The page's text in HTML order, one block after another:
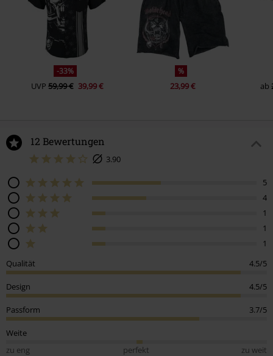
-33%
UVP 59,99 € 39,99 €
%
23,99 € ab
12 Bewertungen
3.90
5
4
1
1
1
Qualität
4.5/5
Design 4.5/5
Passform 3.7/5
Weite
zu eng
perfekt
zu weit